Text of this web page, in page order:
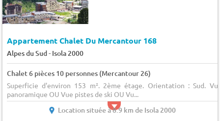
Appartement Chalet Du Mercantour 168
Alpes du Sud- Isola 2000
Chalet 6 pièces 10 personnes (Mercantour 26)
Superficie d'environ 153 m². 2ème étage. Orientation : Sud.
panoramique OU Vue pistes de ski OU Vu...
Location située à 8.9 km de Isola 2000